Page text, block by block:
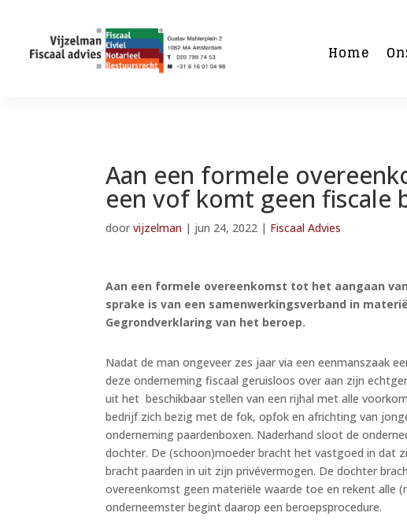
Home
Aan een formele
een vof komt geen fiscale
doorvijzelman | jun 24, 2022 | Fiscaal Advies
Aan een formele overeenkomst tot het aangaan
sprake is van een samenwerkingsverband in
Gegrondverklaring van het beroep.
Nadat de man ongeveer zes jaar via een eenmanszaak
deze onderneming fiscaal geruisloos over aan zijn
uit het beschikbaar stellen van een rijhal met alle
bedrijf zich bezig met de fok, opfok en africhting van
onderneming paardenboxen. Naderhand sloot de
dochter. De (schoon)moeder bracht het vastgoed in dat
bracht paarden in uit zijn privévermogen. De dochter
overeenkomst geen materiële waarde toe en rekent alle
onderneemster begint daarop een beroepsprocedure.